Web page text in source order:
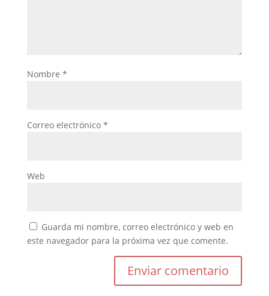
Nombre *
Correo electrónico *
Web
Guarda mi nombre, correo electrónico y web en
este navegador para la próxima vez que comente.